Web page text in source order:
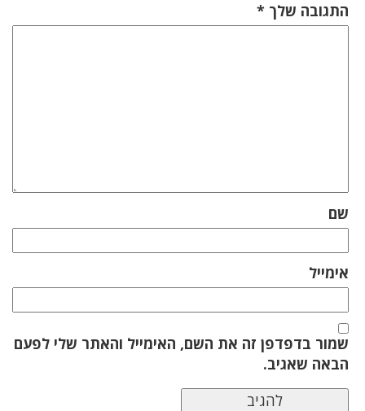
התגובה שלך *
שם
אימייל
שמור בדפדפן זה את השם, האימייל והאתר שלי לפעם
הבאה שאגיב.